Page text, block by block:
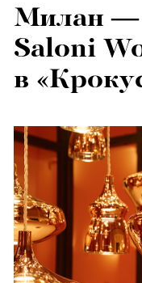
Милан —
Saloni
в